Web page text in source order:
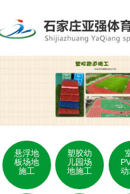
悬浮地
板场地
施工
塑胶幼
儿园场
地施工
动